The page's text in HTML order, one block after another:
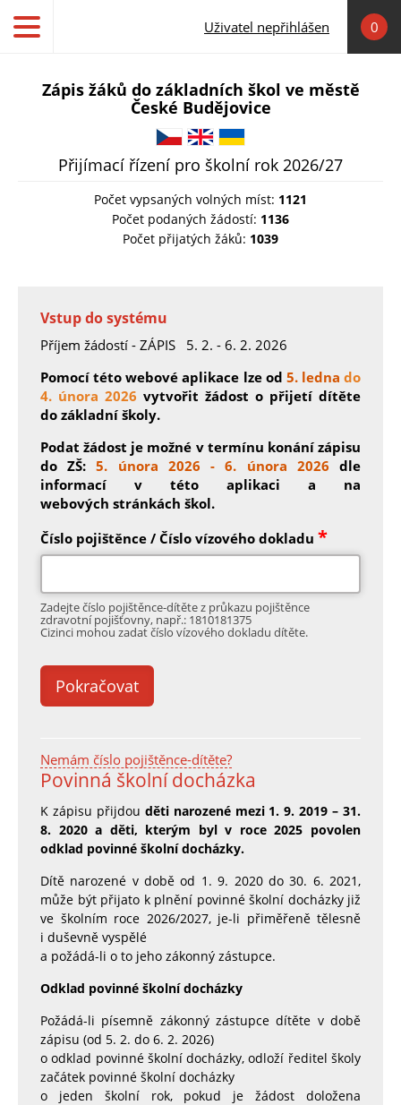
Uživatel nepřihlášen
0
Zápis žáků do základních škol ve městě
České Budějovice
Přijímací řízení pro školní rok 2026/27
Počet vypsaných volných míst: 1121
Počet podaných žádostí: 1136
Počet přijatých žáků: 1039
Vstup do systému
Příjem žádostí - ZÁPIS 5. 2. - 6. 2. 2026
Pomocí této webové aplikace lze od 5. ledna do
4. února 2026 vytvořit žádost o přijetí dítěte
do základní školy.
Podat žádost je možné v termínu konání zápisu
do ZŠ:5. února 2026 - 6. února 2026 dle
informací v této aplikaci a na
webových stránkách škol.
Číslo pojištěnce / Číslo vízového dokladu *
Zadejte číslo pojištěnce-dítěte z průkazu pojištěnce
zdravotní pojišťovny, např.: 1810181375
Cizinci mohou zadat číslo vízového dokladu dítěte.
Nemám číslo pojištěnce-dítěte?
Povinná školní docházka
K zápisu přijdou děti narozené mezi 1. 9. 2019 – 31.
8. 2020 a děti, kterým byl v roce 2025 povolen
odklad povinné školní docházky.
Dítě narozené v době od 1. 9. 2020 do 30. 6. 2021,
může být přijato k plnění povinné školní docházky již
ve školním roce 2026/2027, je-li přiměřeně tělesně
i duševně vyspělé
a požádá-li o to jeho zákonný zástupce.
Odklad povinné školní docházky
Požádá-li písemně zákonný zástupce dítěte v době
zápisu (od 5. 2. do 6. 2. 2026)
o odklad povinné školní docházky, odloží ředitel školy
začátek povinné školní docházky
o jeden školní rok, pokud je žádost doložena